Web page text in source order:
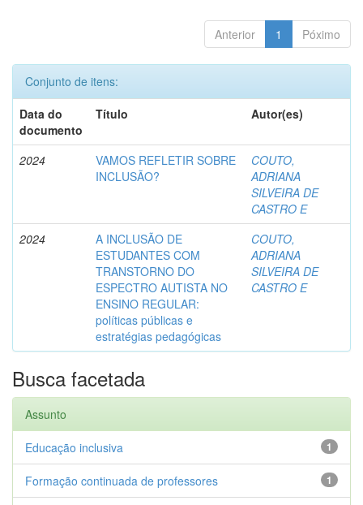
Anterior 1 Póximo
Conjunto de itens:
Data do
documento
Título Autor(es)
2024
VAMOS REFLETIR SOBRE
INCLUSÃO?
COUTO,
ADRIANA
SILVEIRA DE
CASTRO E
2024
A INCLUSÃO DE
ESTUDANTES COM
TRANSTORNO DO
ESPECTRO AUTISTA NO
ENSINO REGULAR:
políticas públicas e
estratégias pedagógicas
COUTO,
ADRIANA
SILVEIRA DE
CASTRO E
Busca facetada
Assunto
1
Educação inclusiva
1
Formação continuada de professores